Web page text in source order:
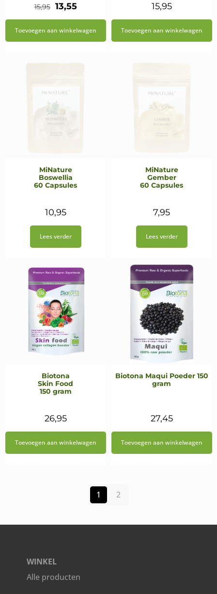
15,95 Oorspronkelijke
prijs
13,55Huidige
prijs
Toevoegen aan winkelwagen
15,95
Toevoegen aan winkelwagen
MiNature
Boswellia
60 Capsules
10,95
Lees verder
MiNature
Gember
60 Capsules
7,95
Lees verder
Biotona
Skin Food
150 gram
26,95
Toevoegen aan winkelwagen
Biotona Maqui Poeder 150
gram
27,45
Toevoegen aan winkelwagen
1 2
WINKEL
Alle producten